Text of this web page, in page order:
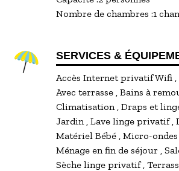
- Une chambre avec un lit
un fauteuil et un placard avec
vasque et sèche-serviette
- Un WC
Possibilité de recharger un
(10€/ recharge à la demande aux
Animal accepté à la demande
Nombre de chambres :1
SERVICES &
Accès Internet privatif Wifi
Avec terrasse Bains à
Climatisation Draps et
Jardin Lave linge privatif
Matériel Bébé Micro-ondes
Ménage en fin de séjour
Sèche linge privatif